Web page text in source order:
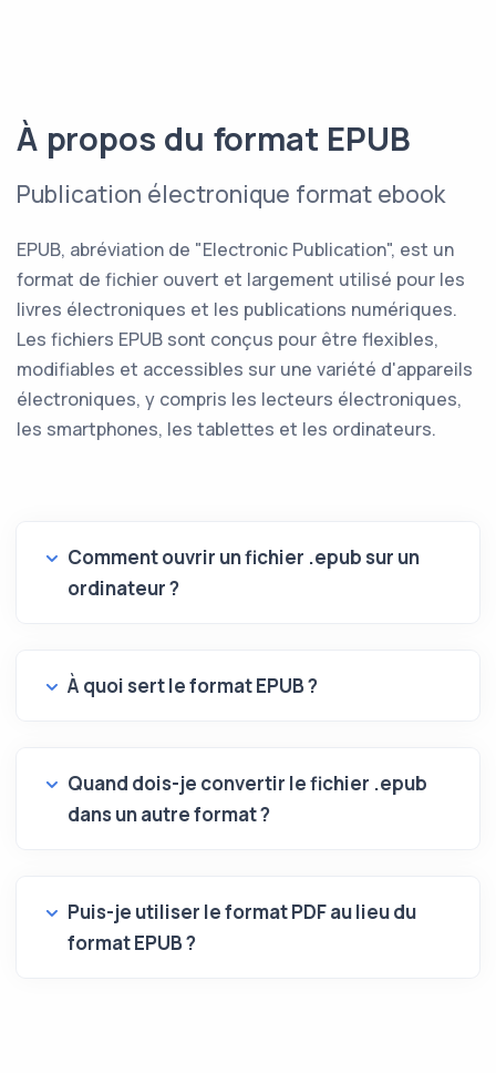
À propos du format EPUB
Publication électronique format ebook
EPUB, abréviation de "Electronic Publication", est un
format de fichier ouvert et largement utilisé pour les
livres électroniques et les publications numériques.
Les fichiers EPUB sont conçus pour être flexibles,
modifiables et accessibles sur une variété d'appareils
électroniques, y compris les lecteurs électroniques,
les smartphones, les tablettes et les ordinateurs.
Comment ouvrir un fichier .epub sur un
ordinateur ?
À quoi sert le format EPUB ?
Quand dois-je convertir le fichier .epub
dans un autre format ?
Puis-je utiliser le format PDF au lieu du
format EPUB ?